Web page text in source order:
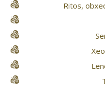
Ritos,